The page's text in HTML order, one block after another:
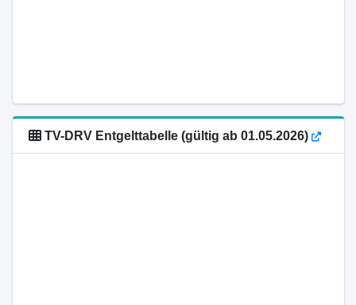
TV-DRV Entgelttabelle (gültig ab 01.05.2026)